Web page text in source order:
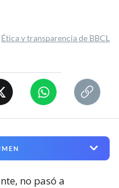
Ética y transparencia de BBCL
no pasó a